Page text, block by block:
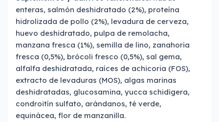
enteras, salmón deshidratado (2%), proteína
hidrolizada de pollo (2%), levadura de cerveza,
huevo deshidratado, pulpa de remolacha,
manzana fresca (1%), semilla de lino, zanahoria
fresca (0,5%), brócoli fresco (0,5%), sal gema,
alfalfa deshidratada, raíces de achicoria (FOS),
extracto de levaduras (MOS), algas marinas
deshidratadas, glucosamina, yucca schidigera,
condroitín sulfato, arándanos, té verde,
equinácea, flor de manzanilla.